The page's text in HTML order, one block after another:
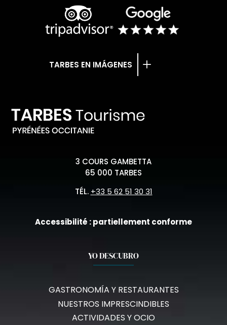
TARBES EN IMÁGENES
3 COURS GAMBETTA
65 000 TARBES
TÉL. +33 5 62 51 30 31
Accessibilité : partiellement conforme
YO DESCUBRO
GASTRONOMÍA Y RESTAURANTES
NUESTROS IMPRESCINDIBLES
ACTIVIDADES Y OCIO